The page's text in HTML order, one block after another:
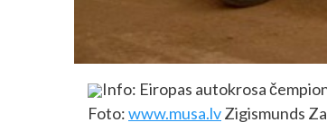
Info: Eiropas autokrosa
Foto:www.musa.lvZigismunds